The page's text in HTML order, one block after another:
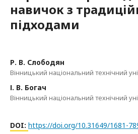
навичок з
підходами
Р. В. Слободян
Вінницький національний технічний
І. В. Богач
Вінницький національний технічний
DOI: https://doi.org/10.31649/1681-